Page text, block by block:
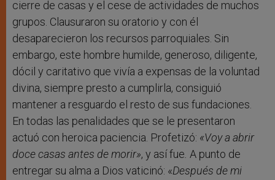
cierre de casas y el cese de actividades de muchos
grupos. Clausuraron su oratorio y con él
desaparecieron los recursos parroquiales. Sin
embargo, este hombre humilde, generoso, diligente,
dócil y caritativo que vivía a expensas de la voluntad
divina, siempre presto a cumplirla, consiguió
mantener a resguardo el resto de sus fundaciones.
En todas las penalidades que se le presentaron
actuó con heroica paciencia. Profetizó: «Voy a abrir
doce casas antes de morir», y así fue. A punto de
entregar su alma a Dios vaticinó: «Después de mi